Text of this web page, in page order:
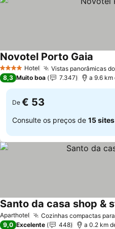
4 EstrelasHotel Vistas panorâmicas
Novotel Porto Gaia
8,3 Muito boa 7.347 a 9.6 km
De € 53
Consulte os preços de 15 sites
Aparthotel Cozinhas compactas
Santo da casa shop &
9,0 Excelente 448 a 0.2 km